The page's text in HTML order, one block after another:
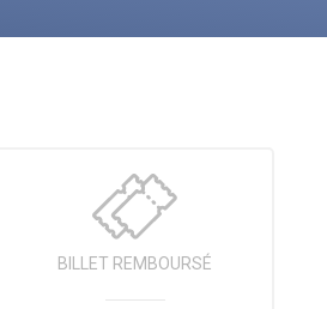
BILLET REMBOURSÉ